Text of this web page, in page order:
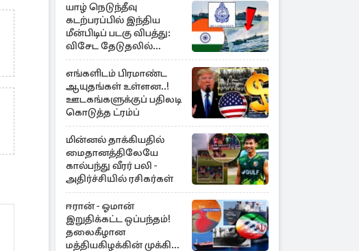
யாழ் நெடுந்தீவு
கடற்பரப்பில் இந்திய
மீன்பிடிப் படகு விபத்து:
விசேட தேடுதலில்
இலங்கை கடற்படை
எங்களிடம் பிரமாண்ட
ஆயுதங்கள் உள்ளன..!
ஊடகங்களுக்குப் பதிலடி
கொடுத்த ட்ரம்ப்
மின்னல் தாக்கியதில்
மைதானத்திலேயே
கால்பந்து வீரர் பலி -
அதிர்ச்சியில் ரசிகர்கள்
ஈரான் - ஓமான்
இறுதிக்கட்ட ஒப்பந்தம்!
தலைகீழான
மத்தியகிழக்கின் முக்கிய